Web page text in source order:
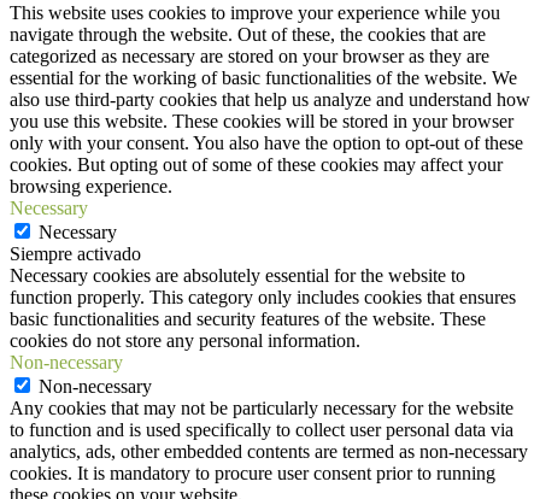
This website uses cookies to improve your experience while you
navigate through the website. Out of these, the cookies that are
categorized as necessary are stored on your browser as they are
essential for the working of basic functionalities of the website. We
also use third-party cookies that help us analyze and understand how
you use this website. These cookies will be stored in your browser
only with your consent. You also have the option to opt-out of these
cookies. But opting out of some of these cookies may affect your
browsing experience.
Necessary
Necessary
Siempre activado
Necessary cookies are absolutely essential for the website to
function properly. This category only includes cookies that ensures
basic functionalities and security features of the website. These
cookies do not store any personal information.
Non-necessary
Non-necessary
Any cookies that may not be particularly necessary for the website
to function and is used specifically to collect user personal data via
analytics, ads, other embedded contents are termed as non-necessary
cookies. It is mandatory to procure user consent prior to running
these cookies on your website.